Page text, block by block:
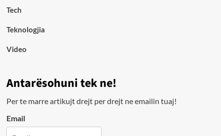
Tech
Teknologjia
Video
Antarësohuni tek ne!
Per te marre artikujt drejt per drejt ne emailin tuaj!
Email